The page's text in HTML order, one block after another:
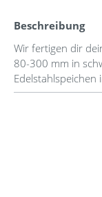
Beschreibung
Wir fertigen dir
80-300 mm in
Edelstahlspeichen